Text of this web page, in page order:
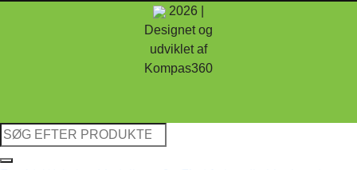
2026 |
Designet og
udviklet af
Kompas360
Søg
efter: